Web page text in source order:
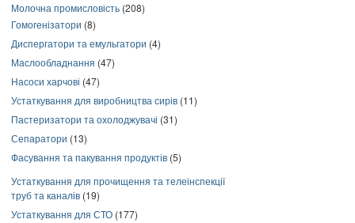
Молочна промисловість (208)
Гомогенізатори (8)
Диспергатори та емульгатори (4)
Маслообладнання (47)
Насоси харчові (47)
Устаткування для виробництва сирів (11)
Пастеризатори та охолоджувачі (31)
Сепаратори (13)
Фасування та пакування продуктів (5)
Устаткування для прочищення та телеінспекції
труб та каналів (19)
Устаткування для СТО (177)